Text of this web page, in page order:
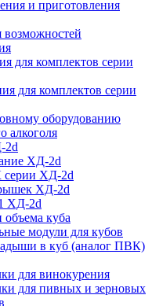
и приготовления
для комплектов серии
для комплектов серии
оборудованию
алкоголя
2d
ХД-2d
ХД-2d
ХД-2d
ХД-2d
объема куба
модули для кубов
в куб (аналог ПВК)
для винокурения
для пивных и зерновых